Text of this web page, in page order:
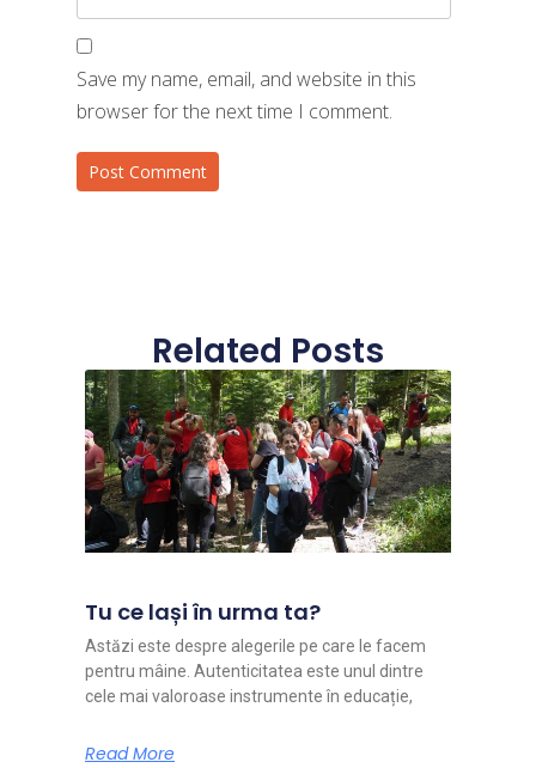
Save my name, email, and website in this
browser for the next time I comment.
Related Posts
Tu ce lași în urma ta?
Astăzi este despre alegerile pe care le facem
pentru mâine. Autenticitatea este unul dintre
cele mai valoroase instrumente în educație,
Read More